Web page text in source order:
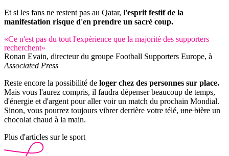
Et si les fans ne restent pas au Qatar, l'esprit festif de la
manifestation risque d'en prendre un sacré coup.
«Ce n'est pas du tout l'expérience que la majorité des supporters
recherchent»
Ronan Evain, directeur du groupe Football Supporters Europe, à
Associated Press
Reste encore la possibilité de loger chez des personnes sur place.
Mais vous l'aurez compris, il faudra dépenser beaucoup de temps,
d'énergie et d'argent pour aller voir un match du prochain Mondial.
Sinon, vous pourrez toujours vibrer derrière votre télé, une bière un
chocolat chaud à la main.
Plus d'articles sur le sport